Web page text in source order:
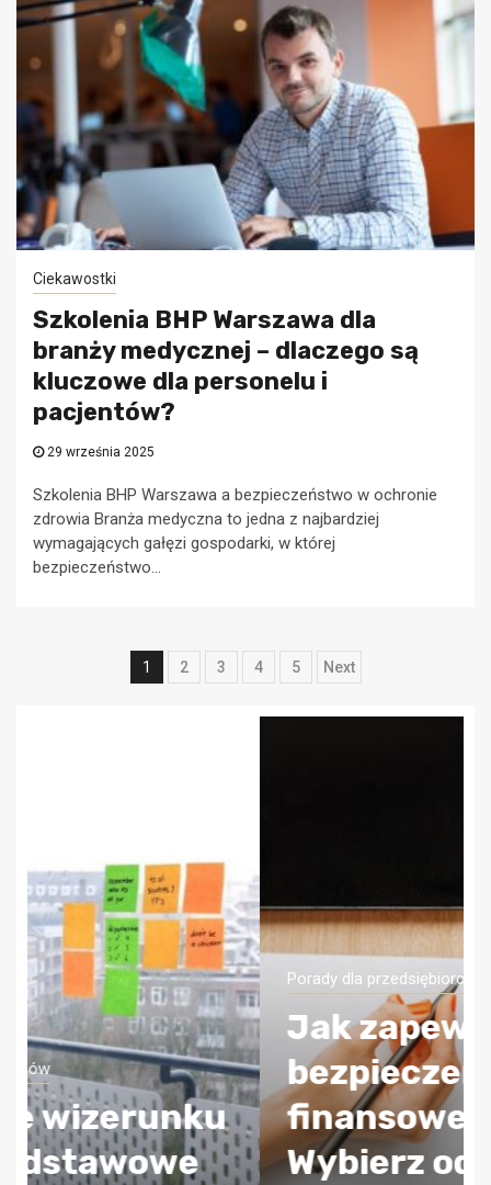
Ciekawostki
Szkolenia BHP Warszawa dla
branży medycznej – dlaczego są
kluczowe dla personelu i
pacjentów?
29 września 2025
Szkolenia BHP Warszawa a bezpieczeństwo w ochronie
zdrowia Branża medyczna to jedna z najbardziej
wymagających gałęzi gospodarki, w której
bezpieczeństwo...
Nawigacja
1 2 3 4 5 Next
Porady dla przedsiębiorców
Jak zapewnić sobie
bezpieczeństwo
finansowe firmy?
Wybierz odpowiednią